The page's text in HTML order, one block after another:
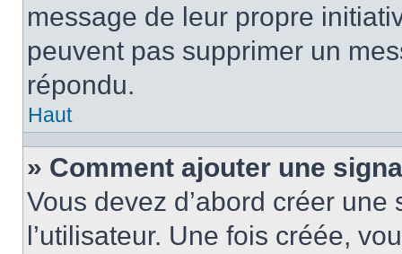
message de leur propre
peuvent pas supprimer un
répondu.
Haut
» Comment ajouter une
Vous devez d’abord créer
l’utilisateur. Une fois créée,